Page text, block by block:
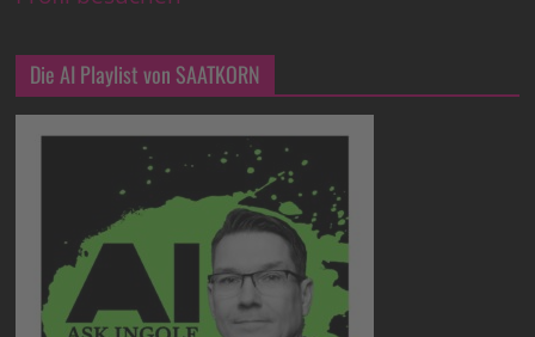
Die AI Playlist von SAATKORN